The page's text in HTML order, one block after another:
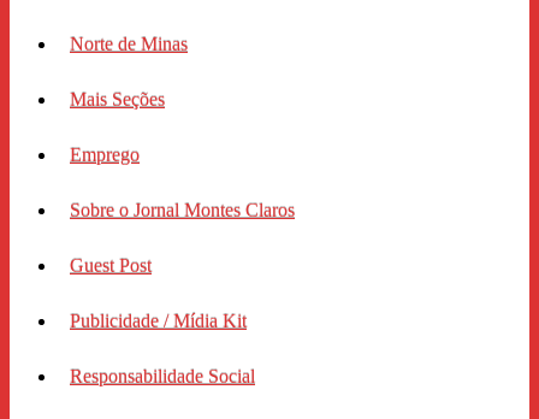
Norte de Minas
Mais Seções
Emprego
Sobre o Jornal Montes Claros
Guest Post
Publicidade / Mídia Kit
Responsabilidade Social